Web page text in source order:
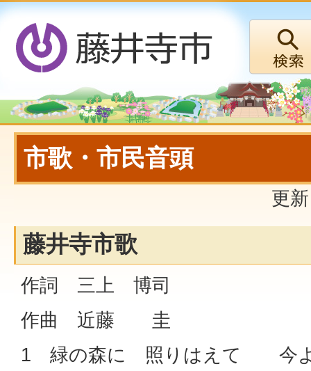
市歌・市民音頭
更
藤井寺市歌
作詞 三上 博司
作曲 近藤 圭
1 緑の森に 照りはえて 今